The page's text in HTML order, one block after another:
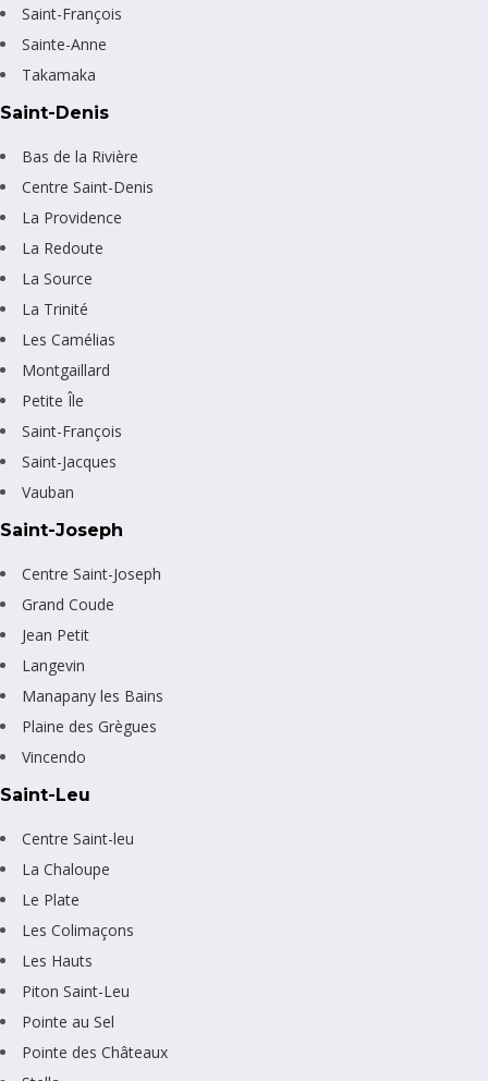
Saint-François
Sainte-Anne
Takamaka
Saint-Denis
Bas de la Rivière
Centre Saint-Denis
La Providence
La Redoute
La Source
La Trinité
Les Camélias
Montgaillard
Petite Île
Saint-François
Saint-Jacques
Vauban
Saint-Joseph
Centre Saint-Joseph
Grand Coude
Jean Petit
Langevin
Manapany les Bains
Plaine des Grègues
Vincendo
Saint-Leu
Centre Saint-leu
La Chaloupe
Le Plate
Les Colimaçons
Les Hauts
Piton Saint-Leu
Pointe au Sel
Pointe des Châteaux